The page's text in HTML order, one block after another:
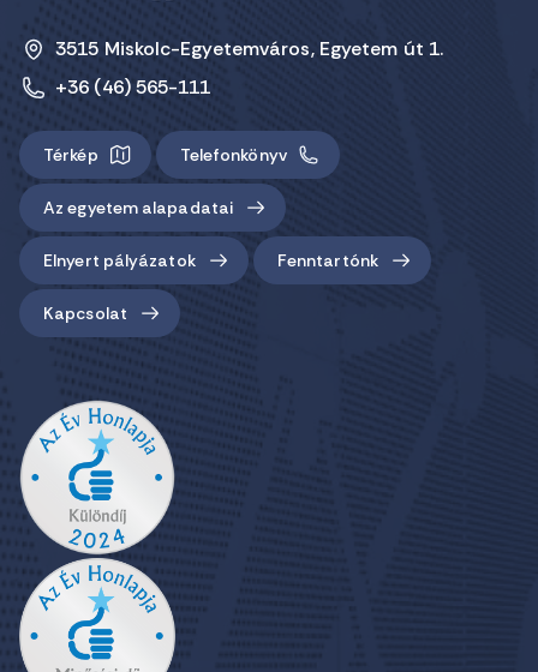
3515 Miskolc-Egyetemváros, Egyetem út 1.
+36 (46) 565-111
Térkép Telefonkönyv
Az egyetem alapadatai
Elnyert pályázatok Fenntartónk
Kapcsolat